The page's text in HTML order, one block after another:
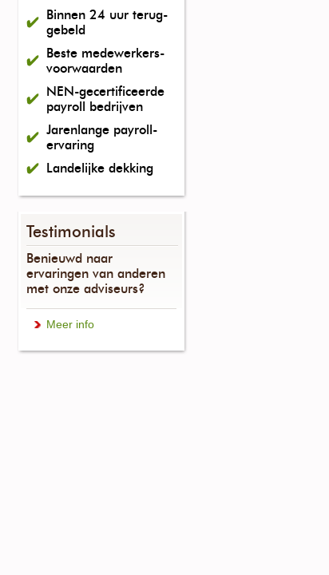
Binnen 24 uur terug-
gebeld
Beste medewerkers-
voorwaarden
NEN-gecertificeerde
payroll bedrijven
Jarenlange payroll-
ervaring
Landelijke dekking
Testimonials
Benieuwd naar
ervaringen van anderen
met onze adviseurs?
Meer info